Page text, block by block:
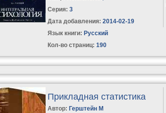
Серия:3
Дата добавления: 2014-02-19
Язык книги: Русский
Кол-во страниц: 190
Прикладная статистика
Автор: Герштейн М